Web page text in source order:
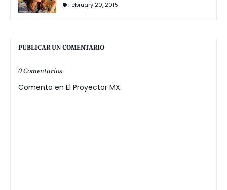
February 20, 2015
PUBLICAR UN COMENTARIO
0 Comentarios
Comenta en El Proyector MX: